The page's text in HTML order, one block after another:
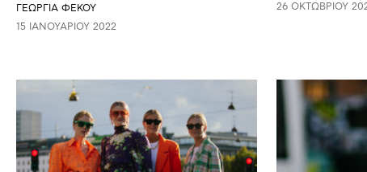
ΓΕΩΡΓΙΑ ΦΕΚΟΥ
15 ΙΑΝΟΥΑΡΊΟΥ 2022
26 ΟΚΤΩΒΡΊΟΥ